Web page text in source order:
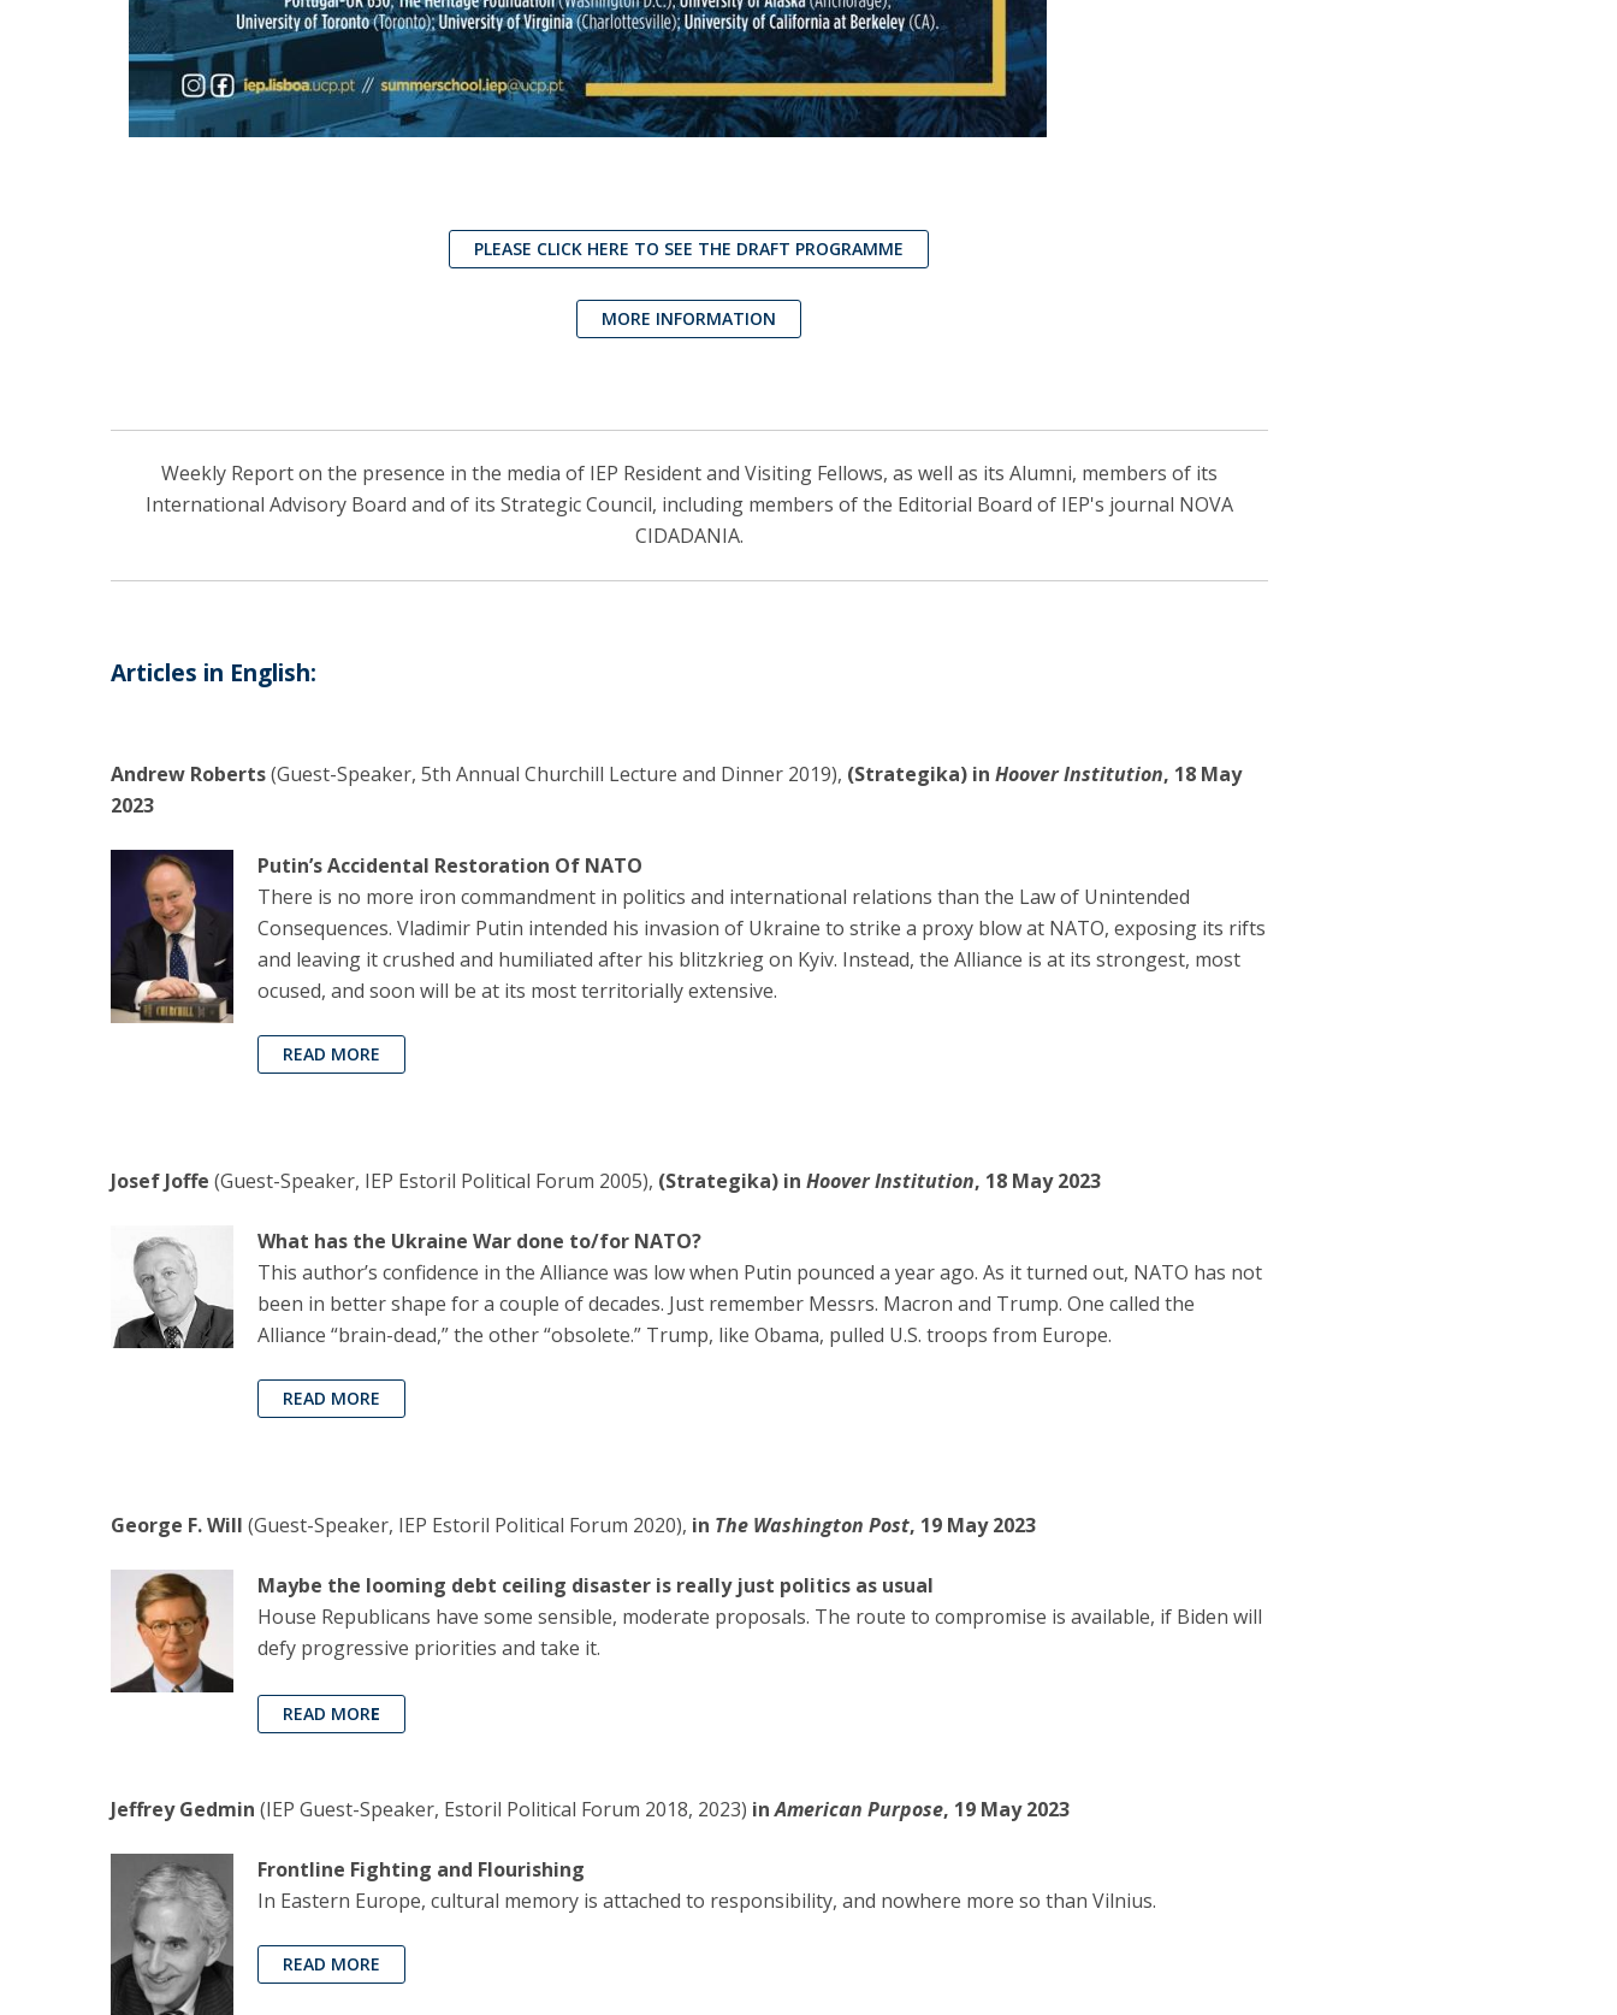
PLEASE CLICK HERE TO SEE THE DRAFT PROGRAMME
MORE INFORMATION
Weekly Report on the presence in the media of IEP Resident and Visiting Fellows, as well as its Alumni, members of its
International Advisory Board and of its Strategic Council, including members of the Editorial Board of IEP's journal NOVA
CIDADANIA.
Articles in English:
Andrew Roberts(Guest-Speaker, 5th Annual Churchill Lecture and Dinner 2019), (Strategika) in Hoover Institution, 18 May
2023
Putin’s Accidental Restoration Of NATO
There is no more iron commandment in politics and international relations than the Law of Unintended
Consequences. Vladimir Putin intended his invasion of Ukraine to strike a proxy blow at NATO, exposing its rifts
and leaving it crushed and humiliated after his blitzkrieg on Kyiv. Instead, the Alliance is at its strongest, most
ocused, and soon will be at its most territorially extensive.
READ MORE
Josef Joffe (Guest-Speaker, IEP Estoril Political Forum 2005), (Strategika) in Hoover Institution, 18 May 2023
What has the Ukraine War done to/for NATO?
This author’s confidence in the Alliance was low when Putin pounced a year ago. As it turned out, NATO has not
been in better shape for a couple of decades. Just remember Messrs. Macron and Trump. One called the
Alliance “brain-dead,” the other “obsolete.” Trump, like Obama, pulled U.S. troops from Europe.
READ MORE
George F. Will (Guest-Speaker, IEP Estoril Political Forum 2020), in The Washington Post, 19 May 2023
Maybe the looming debt ceiling disaster is really just politics as usual
House Republicans have some sensible, moderate proposals. The route to compromise is available, if Biden will
defy progressive priorities and take it.
READ MORE
Jeffrey Gedmin (IEP Guest-Speaker, Estoril Political Forum 2018, 2023) inAmerican Purpose, 19 May 2023
Frontline Fighting and Flourishing
In Eastern Europe, cultural memory is attached to responsibility, and nowhere more so than Vilnius.
READ MORE